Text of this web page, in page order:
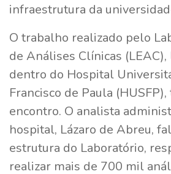
infraestrutura da
O trabalho realizado pelo
de Análises Clínicas
dentro do Hospital
Francisco de Paula
encontro. O analista
hospital, Lázaro de Abreu,
estrutura do Laboratório,
realizar mais de 700 mil